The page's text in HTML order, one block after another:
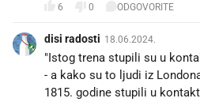
6 0 ODGOVORITE
disi radosti 18.06.2024.
"Istog trena stupili su u
- a kako su to ljudi iz
1815. godine stupili u kontakt